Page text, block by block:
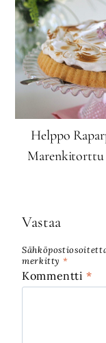
Helppo
Marenkitorttu
Vastaa
merkitty *
Kommentti*